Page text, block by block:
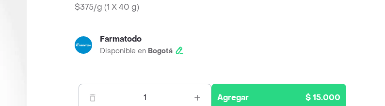
$375/g (1 X 40 g)
Farmatodo
Disponible en Bogotá
1 Agregar $ 15.000